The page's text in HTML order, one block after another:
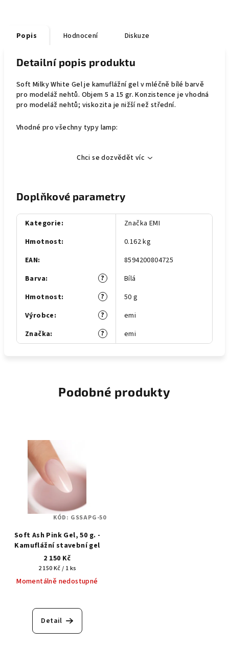
Popis Hodnocení Diskuze
Detailní popis produktu
Soft Milky White Gel je kamuflážní gel v mléčně bílé barvě
pro modeláž nehtů. Objem 5 a 15 gr. Konzistence je vhodná
pro modeláž nehtů; viskozita je nižší než střední.
Vhodné pro všechny typy lamp:
Chci se dozvědět víc
Doplňkové parametry
Kategorie:
Značka EMI
Hmotnost:
0.162 kg
EAN:
8594200804725
?
Barva:
Bílá
?
Hmotnost:
50 g
?
Výrobce:
emi
?
Značka: emi
Podobné produkty
Soft Ash Pink Gel, 50 g. -
Kamuflážní stavební gel
2 150 Kč
Měrná
cena:
2 150 Kč / 1 ks
Momentálně nedostupné
Detail
KÓD: GSSAPG-50